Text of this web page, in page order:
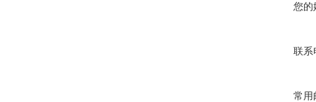
您的
联系
常用